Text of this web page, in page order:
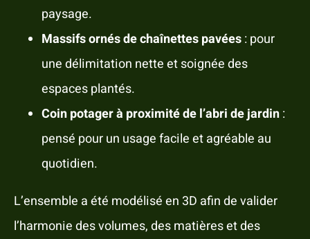
paysage.
Massifs ornés de chaînettes pavées: pour
une délimitation nette et soignée des
espaces plantés.
Coin potager à proximité de l’abri de jardin:
pensé pour un usage facile et agréable au
quotidien.
L’ensemble a été modélisé en 3D afin de valider
l’harmonie des volumes, des matières et des